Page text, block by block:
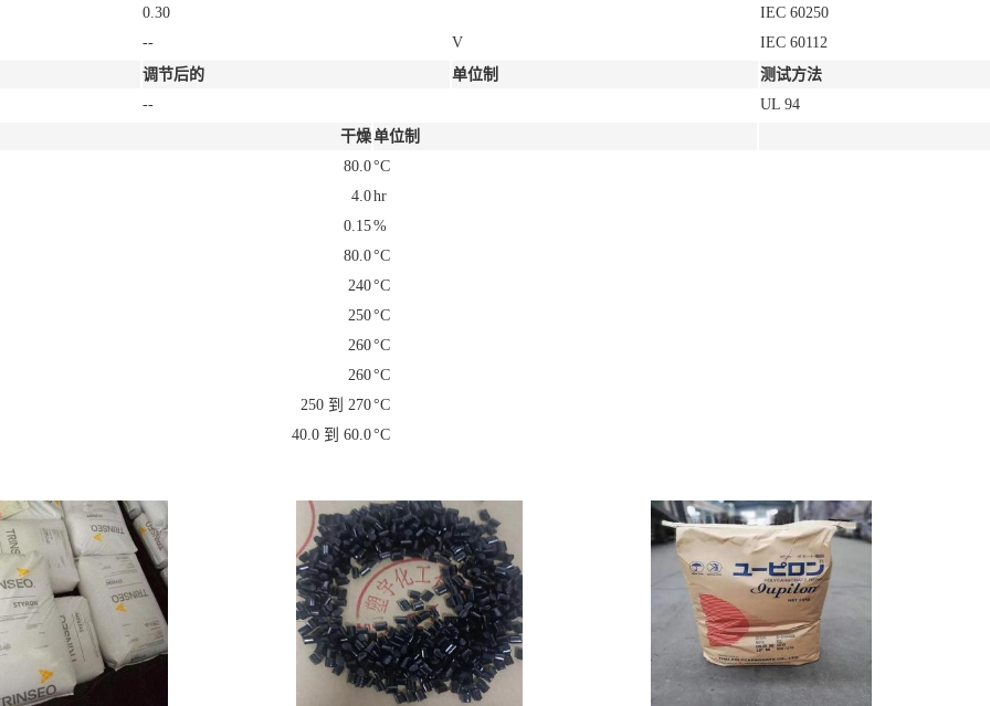
0.30
IEC 60250
--
V
IEC 60112
调节后的
单位制
测试方法
--
UL 94
干燥单位制
80.0°C
4.0hr
0.15%
80.0°C
240°C
250°C
260°C
260°C
250 到 270°C
40.0 到 60.0°C